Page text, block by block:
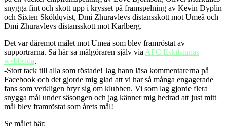
snygga fint och skott upp i krysset på framspelning av Kevin Dyplin
och Sixten Sköldqvist, Dmi Zhuravlevs distansskott mot Umeå och
Dmi Zhuravlevs distansskott mot Karlberg.
Det var däremot målet mot Umeå som blev framröstat av
supportrarna. Så här sa målgöraren själv via AFC Eskilstunas
webbsida.
-Stort tack till alla som röstade! Jag hann läsa kommentarerna på
Facebook och det gjorde mig glad att vi har så många engagerade
fans som verkligen bryr sig om klubben. Vi som lag gjorde flera
snygga mål under säsongen och jag känner mig hedrad att just mitt
mål blev framröstat som årets mål!
Se målet här: